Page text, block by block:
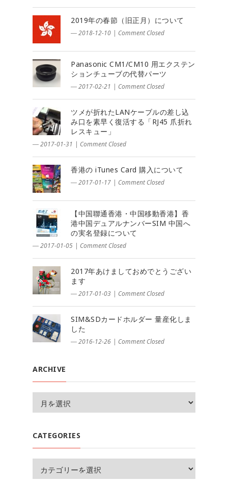
2019年の春節（旧正月）について
― 2018-12-10 | Comment Closed
Panasonic CM1/CM10 用エクステン
ションチューブの代替パーツ
― 2017-02-21 | Comment Closed
ツメが折れたLANケーブルの差し込
み口を素早く復活する「RJ45 爪折れ
レスキュー」
― 2017-01-31 | Comment Closed
香港の iTunes Card 購入について
― 2017-01-17 | Comment Closed
【中国聯通香港・中国移動香港】香
港中国デュアルナンバーSIM 中国へ
の実名登録について
― 2017-01-05 | Comment Closed
2017年あけましておめでとうござい
ます
― 2017-01-03 | Comment Closed
SIM&SDカードホルダー 量産化しま
した
― 2016-12-26 | Comment Closed
ARCHIVE
CATEGORIES